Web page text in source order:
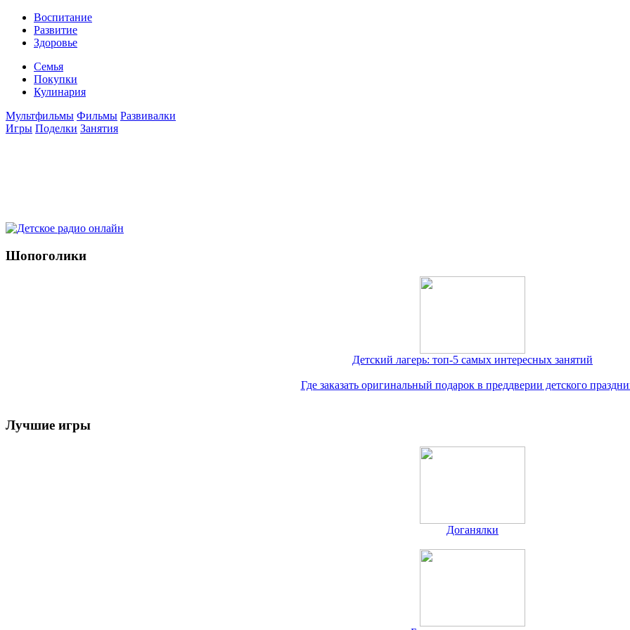
Воспитание
Развитие
Здоровье
Семья
Покупки
Кулинария
Мультфильмы Фильмы Развивалки
Игры Поделки Занятия
Шопоголики
Детский лагерь: топ-5 самых интересных занятий
Где заказать оригинальный подарок в преддверии детского
Лучшие игры
Доганялки